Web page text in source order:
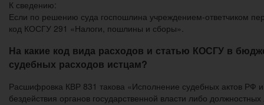
К сведению:
Если по решению суда госпошлина учреждением-ответчиком
код КОСГУ 291 «Налоги, пошлины и сборы».
На какие код вида расходов и статью КОСГУ в
судебных расходов истцам?
Расшифровка КВР 831 такова «Исполнение судебных актов РФ
бездействия органов государственной власти либо